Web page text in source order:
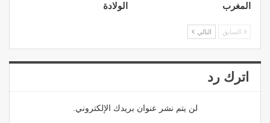
المغرب
الولادة
السابق التالي
اترك رد
لن يتم نشر عنوان بريدك الإلكتروني.